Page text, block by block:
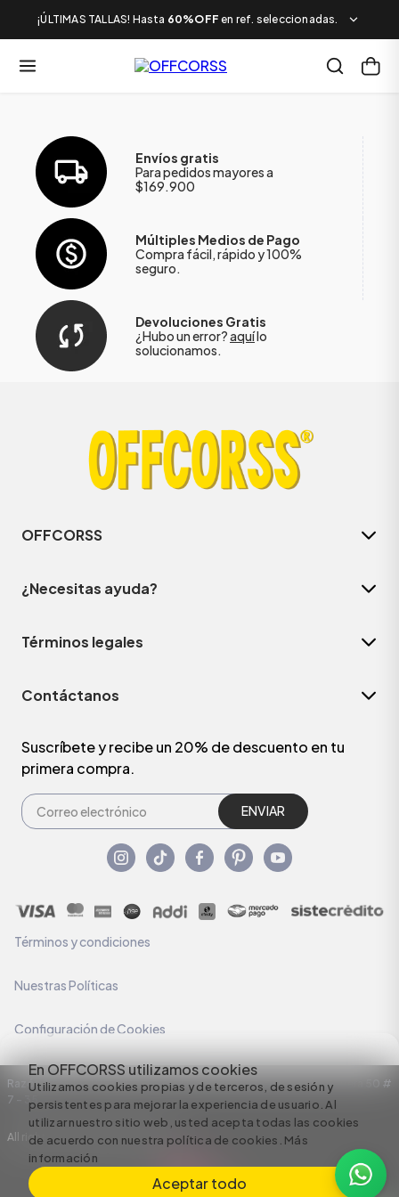
¡ÚLTIMAS TALLAS! Hasta 60%OFF en ref. seleccionadas.
En OFFCORSS utilizamos cookies
Utilizamos cookies propias y de terceros, de sesión y
persistentes para mejorar la experiencia de usuario. Al
utilizar nuestro sitio web, usted acepta todas las cookies
de acuerdo con nuestra política de cookies. Más
información
Aceptar todo
Envíos gratis
Para pedidos mayores a
$169.900
Múltiples Medios de Pago
Compra fácil, rápido y 100%
seguro.
Devoluciones Gratis
¿Hubo un error?aquílo
solucionamos.
OFFCORSS
¿Necesitas ayuda?
Términos legales
Contáctanos
Suscríbete y recibe un 20% de descuento en tu
primera compra.
ENVIAR
Términos y condiciones
Nuestras Políticas
Configuración de Cookies
Razón Social: C.I HERMECO S.A. NIT: 890924167-6 Dirección: Carrera 50 #
7 – 35
All rights reserved empowered by